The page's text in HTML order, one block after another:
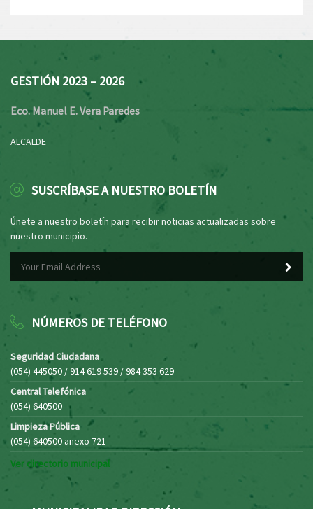
GESTIÓN 2023 – 2026
Eco. Manuel E. Vera Paredes
ALCALDE
SUSCRÍBASE A NUESTRO BOLETÍN
Únete a nuestro boletín para recibir noticias actualizadas sobre
nuestro municipio.
NÚMEROS DE TELÉFONO
Seguridad Ciudadana
(054) 445050 / 914 619 539 / 984 353 629
Central Telefónica
(054) 640500
Limpieza Pública
(054) 640500 anexo 721
Ver directorio municipal